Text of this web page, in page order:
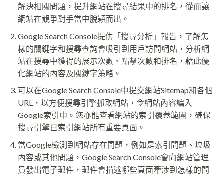
解決相關問題，提升網站在搜尋結果中的排名，從而讓
網站在競爭對手當中脫穎而出。
Google Search Console提供「搜尋分析」報告，了解怎
樣的關鍵字和搜尋查詢會吸引到用戶訪問網站，分析網
站在搜尋中獲得的展示次數、點擊次數和排名，藉此優
化網站的內容及關鍵字策略。
可以在Google Search Console中提交網站Sitemap和各個
URL，以方便搜尋引擎抓取網站，令網站內容編入
Google索引中。您亦能查看網站的索引覆蓋範圍，確保
搜尋引擎已索引網站所有重要頁面。
當Google檢測到網站存在問題，例如是索引問題、垃圾
內容或其他問題，Google Search Console會向網站管理
員發出電子郵件，郵件會描述哪些頁面牽涉到怎樣的問